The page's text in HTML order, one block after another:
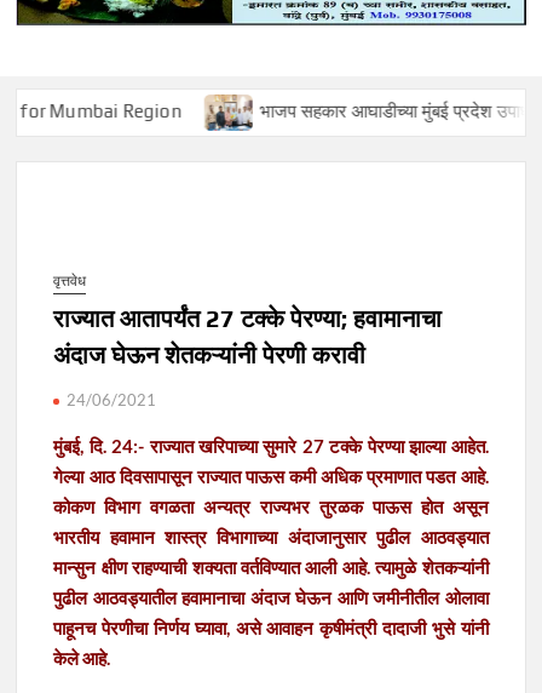
Region भाजप सहकार आघाडीच्या मुंबई प्रदेश उपाध्यक्षपदी मोहन
वृत्तवेध
राज्यात आतापर्यंत 27 टक्के पेरण्या; हवामानाचा
अंदाज घेऊन शेतकऱ्यांनी पेरणी करावी
24/06/2021
मुंबई, दि. 24:- राज्यात खरिपाच्या सुमारे 27 टक्के पेरण्या झाल्या आहेत.
गेल्या आठ दिवसापासून राज्यात पाऊस कमी अधिक प्रमाणात पडत आहे.
कोकण विभाग वगळता अन्यत्र राज्यभर तुरळक पाऊस होत असून
भारतीय हवामान शास्त्र विभागाच्या अंदाजानुसार पुढील आठवड्यात
मान्सुन क्षीण राहण्याची शक्यता वर्तविण्यात आली आहे. त्यामुळे शेतकऱ्यांनी
पुढील आठवड्यातील हवामानाचा अंदाज घेऊन आणि जमीनीतील ओलावा
पाहूनच पेरणीचा निर्णय घ्यावा, असे आवाहन कृषीमंत्री दादाजी भुसे यांनी
केले आहे.